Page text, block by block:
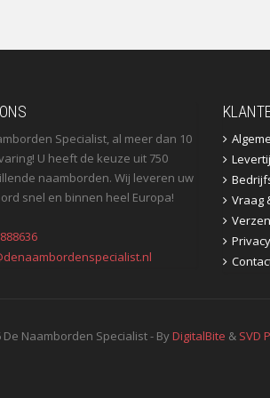
Specialist, al meer dan 10
U heeft de keuze uit 750
naamborden. Wij leveren uw
snel en binnen heel Europa!
Vraag
De Naamborden Specialist - ByDigitalBite & SVD